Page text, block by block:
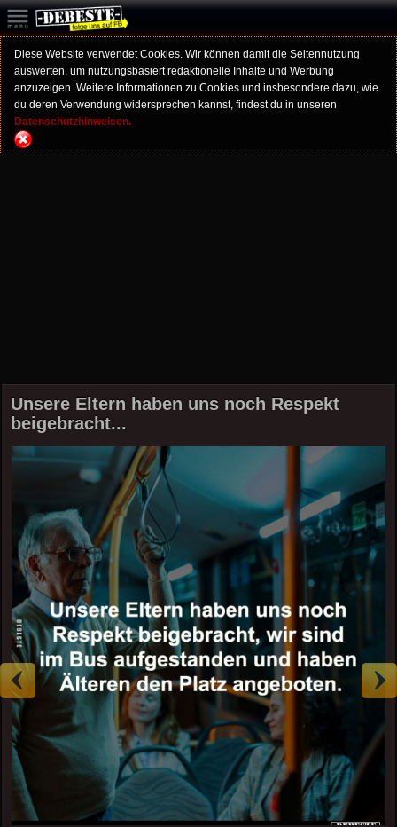
Diese Website verwendet Cookies. Wir können damit die Seitennutzung
auswerten, um nutzungsbasiert redaktionelle Inhalte und Werbung
anzuzeigen. Weitere Informationen zu Cookies und insbesondere dazu, wie
du deren Verwendung widersprechen kannst, findest du in unseren
Datenschutzhinweisen.
Unsere Eltern haben uns noch Respekt
beigebracht...